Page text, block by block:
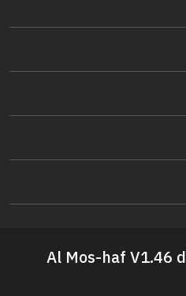
Al Mos-haf V1.46